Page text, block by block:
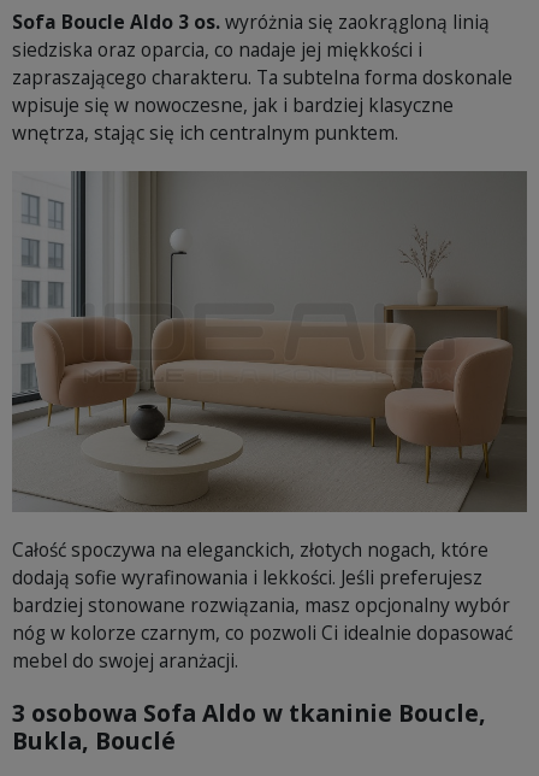
Sofa Boucle Aldo 3 os.wyróżnia się zaokrągloną linią
siedziska oraz oparcia, co nadaje jej miękkości i
zapraszającego charakteru. Ta subtelna forma doskonale
wpisuje się w nowoczesne, jak i bardziej klasyczne
wnętrza, stając się ich centralnym punktem.
Całość spoczywa na eleganckich, złotych nogach, które
dodają sofie wyrafinowania i lekkości. Jeśli preferujesz
bardziej stonowane rozwiązania, masz opcjonalny wybór
nóg w kolorze czarnym, co pozwoli Ci idealnie dopasować
mebel do swojej aranżacji.
3 osobowa Sofa Aldo w tkaninie Boucle,
Bukla, Bouclé